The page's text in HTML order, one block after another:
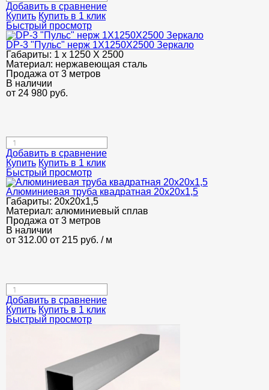
Добавить в сравнение
Купить Купить в 1 клик
Быстрый просмотр
DP-3 "Пульс" нерж 1Х1250Х2500 Зеркало
Габариты: 1 х 1250 Х 2500
Материал: нержавеющая сталь
Продажа от 3 метров
В наличии
от 24 980 руб.
Добавить в сравнение
Купить Купить в 1 клик
Быстрый просмотр
Алюминиевая труба квадратная 20х20х1,5
Габариты: 20х20х1,5
Материал: алюминиевый сплав
Продажа от 3 метров
В наличии
от 312.00 от 215 руб. / м
Добавить в сравнение
Купить Купить в 1 клик
Быстрый просмотр